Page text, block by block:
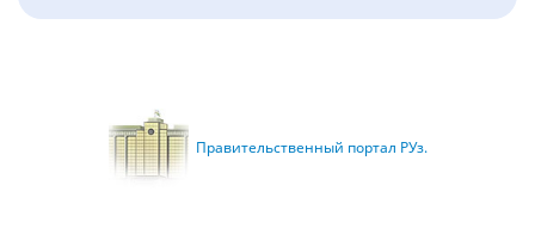
Правительственный портал РУз.